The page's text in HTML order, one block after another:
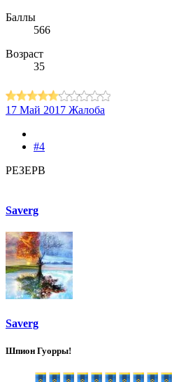
Баллы
566
Возраст
35
17 Май 2017 Жалоба
#4
РЕЗЕРВ
Saverg
Saverg
Шпион Гуорры!